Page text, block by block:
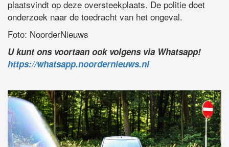
plaatsvindt op deze oversteekplaats. De politie doet
onderzoek naar de toedracht van het ongeval.
Foto: NoorderNieuws
U kunt ons voortaan ook volgens via Whatsapp!
https://whatsapp.noordernieuws.nl